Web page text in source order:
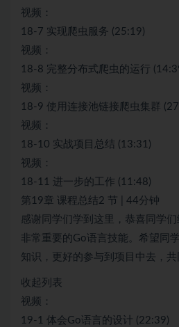
视频：
18-7 实现爬虫服务 (25:19)
视频：
18-8 完整分布式爬虫的运行
视频：
18-9 使用连接池链接爬虫集群
视频：
18-10 实战项目总结 (13:31)
视频：
18-11 进一步的工作 (11:48)
第19章 课程总结2 节 | 44分钟
感谢同学们学到这里，恭喜同学
非常重要的Go语言技能。希望同
知识，更好的参与到项目中去，共
收起列表
视频：
19-1 体会Go语言的设计 (22:39)